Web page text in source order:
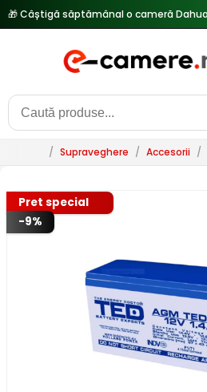
/ Supraveghere / Accesorii /
Pret special
-9%